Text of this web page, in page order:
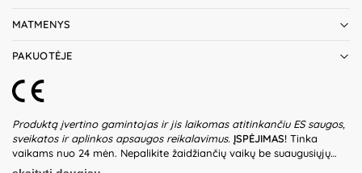
MATMENYS
PAKUOTĖJE
Produktą įvertino gamintojas ir jis laikomas atitinkančiu ES saugos,
sveikatos ir aplinkos apsaugos reikalavimus. ĮSPĖJIMAS! Tinka
vaikams nuo 24 mėn. Nepalikite žaidžiančių vaikų be suaugusiųjų
priežiūros. Prieš naudodami žaislą patikrinkite žaislo ir detalių būklę.